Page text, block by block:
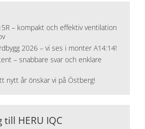
– kompakt och effektiv ventilation
2026 – vi ses i monter A14:14!
– snabbare svar och enklare
nytt år önskar vi på Östberg!
HERU IQC